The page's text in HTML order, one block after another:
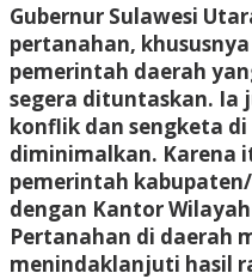
Gubernur Sulawesi
pertanahan,
pemerintah daerah
segera dituntaskan. Ia
konflik dan sengketa
diminimalkan. Karena
pemerintah
dengan Kantor
Pertanahan di daerah
menindaklanjuti hasil